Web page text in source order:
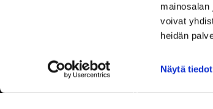
voivat
heidän
Näytä tiedot
Tervetuloa Hartola Golfiin, Suomen